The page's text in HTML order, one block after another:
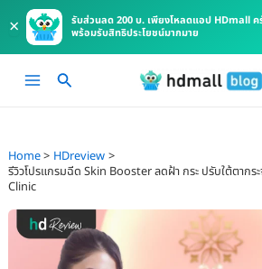
×
รับส่วนลด 200 บ. เพียงโหลดแอป HDmall ค
พร้อมรับสิทธิประโยชน์มากมาย
Main
Home
HDreview
รีวิวโปรแกรมฉีด Skin Booster ลดฝ้า กระ ปรับใต้ตาก
Clinic